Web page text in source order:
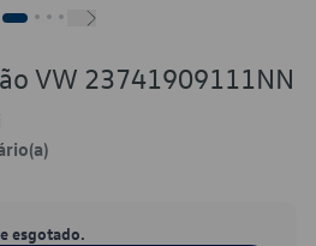
VW 23741909111NN
esgotado.